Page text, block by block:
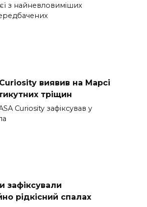
з найневловиміших
виявив на Марсі
тріщин
Curiosity зафіксував у
зафіксували
рідкісний спалах